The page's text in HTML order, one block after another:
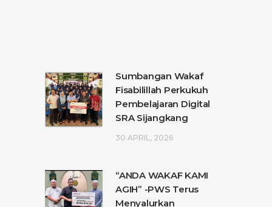
Sumbangan Wakaf
Fisabilillah Perkukuh
Pembelajaran Digital
SRA Sijangkang
30 APRIL, 2026
“ANDA WAKAF KAMI
AGIH” -PWS Terus
Menyalurkan